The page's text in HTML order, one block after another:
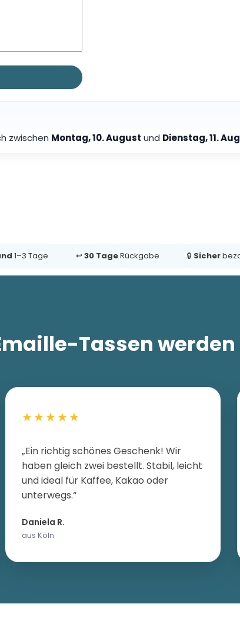
zwischen Montag, 10. August und Dienstag, 11.
1–3 Tage ↩️ 30 TageRückgabe 🔒 Sicher
Tassen
★★★★★
„Ein richtig schönes Geschenk! Wir
haben gleich zwei bestellt. Stabil, leicht
und ideal für Kaffee, Kakao oder
unterwegs.“
Daniela R.
aus Köln